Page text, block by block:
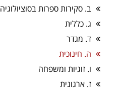
ב. סקירות ספרות בסוציולוגיה
ג. כללית
ד. מגדר
ה. חינוכית
ו. זוגיות ומשפחה
ז. ארגונית